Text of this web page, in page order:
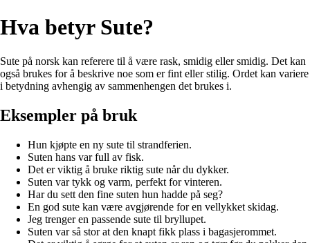
Hva betyr Sute?
Sute på norsk kan referere til å være rask, smidig eller smidig. Det kan
også brukes for å beskrive noe som er fint eller stilig. Ordet kan variere
i betydning avhengig av sammenhengen det brukes i.
Eksempler på bruk
Hun kjøpte en ny sute til strandferien.
Suten hans var full av fisk.
Det er viktig å bruke riktig sute når du dykker.
Suten var tykk og varm, perfekt for vinteren.
Har du sett den fine suten hun hadde på seg?
En god sute kan være avgjørende for en vellykket skidag.
Jeg trenger en passende sute til bryllupet.
Suten var så stor at den knapt fikk plass i bagasjerommet.